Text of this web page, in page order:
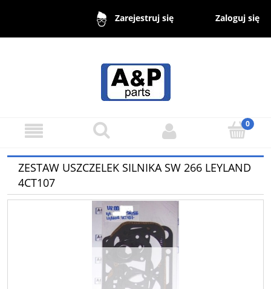
Zarejestruj się Zaloguj się
ZESTAW USZCZELEK SILNIKA SW 266 LEYLAND
4CT107